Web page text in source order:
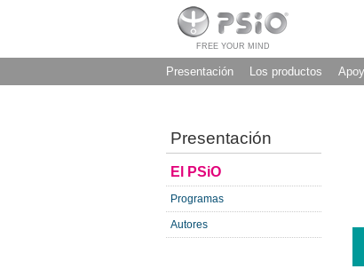
FREE YOUR MIND
Presentación Los productos
Presentación
El PSiO
Programas
Autores